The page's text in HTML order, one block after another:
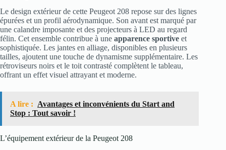
Le design extérieur de cette Peugeot 208 repose sur des lignes
épurées et un profil aérodynamique. Son avant est marqué par
une calandre imposante et des projecteurs à LED au regard
félin. Cet ensemble contribue à une apparence sportive et
sophistiquée. Les jantes en alliage, disponibles en plusieurs
tailles, ajoutent une touche de dynamisme supplémentaire. Les
rétroviseurs noirs et le toit contrasté complètent le tableau,
offrant un effet visuel attrayant et moderne.
A lire : Avantages et inconvénients du Start and
Stop : Tout savoir !
L’équipement extérieur de la Peugeot 208